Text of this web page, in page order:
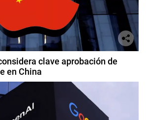
clave aprobación de
en China